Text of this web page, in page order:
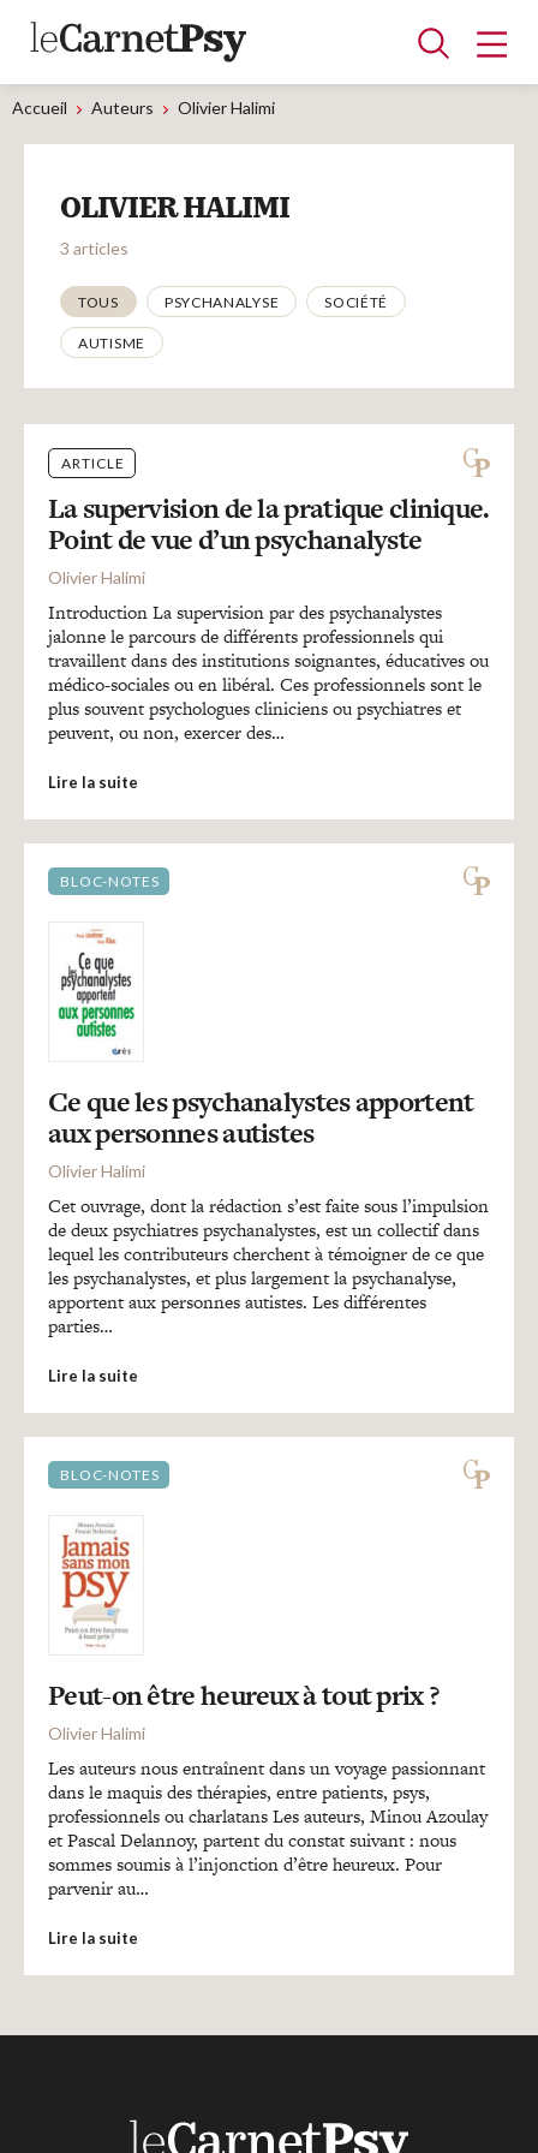
Articles
A la une
Adolescence
Dispositif
Enfance
Périnatalité
Psychanalyse
Psychopathologie
Soin
Dossiers
Blocs-notes
Recherches
Entretiens
Revues
Colloque
Mon panier
Mon compte
Accueil Auteurs Olivier Halimi
OLIVIER HALIMI
3 articles
Thématiques
TOUS PSYCHANALYSE SOCIÉTÉ
AUTISME
ARTICLE
La supervision de la pratique clinique.
Point de vue d’un psychanalyste
Olivier Halimi
Introduction La supervision par des psychanalystes
jalonne le parcours de différents professionnels qui
travaillent dans des institutions soignantes, éducatives ou
médico-sociales ou en libéral. Ces professionnels sont le
plus souvent psychologues cliniciens ou psychiatres et
peuvent, ou non, exercer des…
Lire la suite
BLOC-NOTES
Ce que les psychanalystes apportent
aux personnes autistes
Olivier Halimi
Cet ouvrage, dont la rédaction s’est faite sous l’impulsion
de deux psychiatres psychanalystes, est un collectif dans
lequel les contributeurs cherchent à témoigner de ce que
les psychanalystes, et plus largement la psychanalyse,
apportent aux personnes autistes. Les différentes
parties…
Lire la suite
BLOC-NOTES
Peut-on être heureux à tout prix ?
Olivier Halimi
Les auteurs nous entraînent dans un voyage passionnant
dans le maquis des thérapies, entre patients, psys,
professionnels ou charlatans Les auteurs, Minou Azoulay
et Pascal Delannoy, partent du constat suivant : nous
sommes soumis à l’injonction d’être heureux. Pour
parvenir au…
Lire la suite